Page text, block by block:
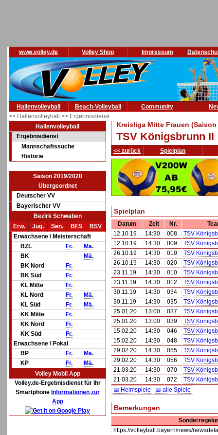
www.volley.de Volley Shop Impressum
Hallenvolleyball Beach-Volleyball Community
>> Hallenvolleyball >> Ergebnisdienst
Hallenvolleyball
Ergebnisdienst
Mannschaftssuche
Historie
Saison 2019/2020
Übergeordnet
Deutscher VV
Bayerischer VV
Bezirk Schwaben
Erw.
Jug. Sen. BFS
BSV
Erwachsene \ Meisterschaft
BZL
Fr.
Mä.
BK
Mä.
BK Nord
Fr.
BK Süd
Fr.
KL Mitte
Fr.
KL Nord
Fr.
Mä.
KL Süd
Fr.
Mä.
KK Mitte
Fr.
KK Nord
Fr.
KK Süd
Fr.
Erwachsene \ Pokal
BP
Fr.
Mä.
KP
Fr.
Mä.
Volley Mobil App
Volley.de-Ergebnisdienst für Ihr
Smartphone Informationen zur
App
Kreisliga Mitte Frauen (Saison
TSV Königsbrunn II
<< zurück Spielplan
Spielplan
Datum Zeit Nr.
12.10.19
14:30 008
TSV
12.10.19
14:30 009
TSV
26.10.19
14:30 019
TSV
26.10.19
14:30 020
TSV
23.11.19
14:30 010
TSV
23.11.19
14:30 012
TSV
30.11.19
14:30 034
TSV
30.11.19
14:30 035
TSV
25.01.20
13:00 037
TSV
25.01.20
13:00 039
TSV
15.02.20
14:30 046
TSV
15.02.20
14:30 048
TSV
29.02.20
14:30 055
TSV
29.02.20
14:30 056
TSV
21.03.20
14:30 070
TSV
21.03.20
14:30 072
TSV
📅 Heimspiele
📅 alle Spiele
Bemerkungen
https://volleyball.bayern/news/